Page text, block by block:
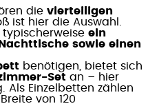
die vierteiligen
ist hier die Auswahl.
typischerweise ein
sowie einen
benötigen, bietet sich
Set an – hier
Als Einzelbetten zählen
von 120